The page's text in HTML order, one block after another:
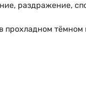
раздражение,
тёмном